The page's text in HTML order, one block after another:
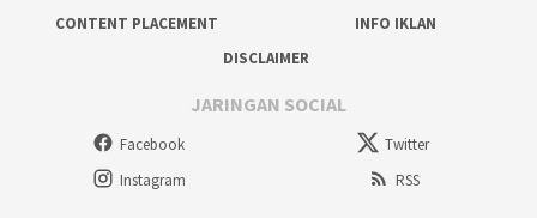
CONTENT PLACEMENT
INFO IKLAN
DISCLAIMER
JARINGAN SOCIAL
Facebook
Twitter
Instagram
RSS